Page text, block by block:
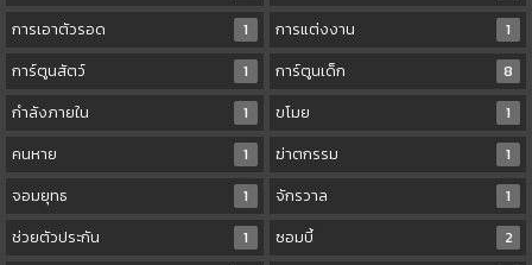
การเอาตัวรอด
1 การแต่งงาน
1
การ์ตูนสัตว์
1 การ์ตูนเด็ก
8
กำลังภายใน
1 ขโมย
1
คนหาย
1 ฆ่าตกรรม
1
จอมยุทธ
1 จักรวาล
1
ช่วยตัวประกัน
1 ซอมบี้
2